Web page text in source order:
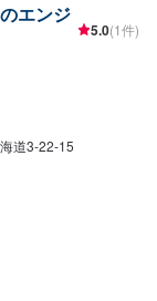
エンジ
5.0(1件)
道3-22-15